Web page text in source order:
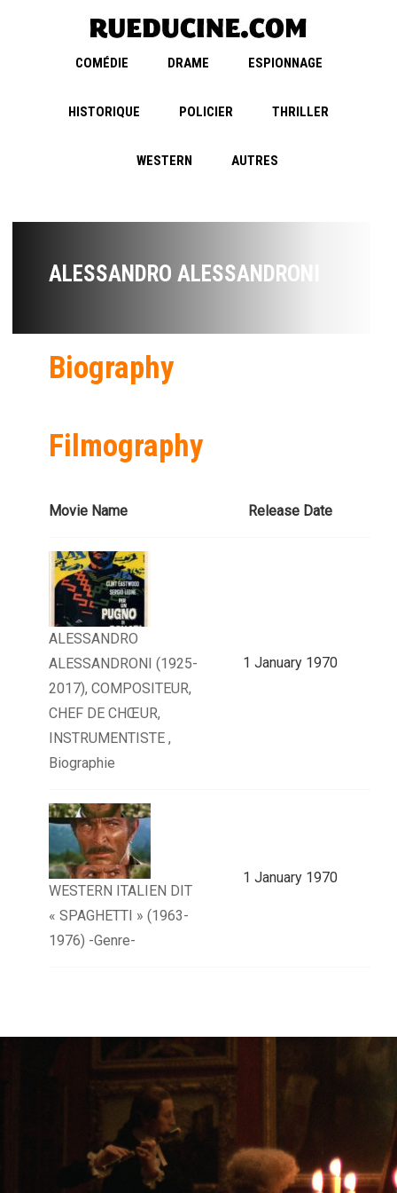
COMÉDIE DRAME ESPIONNAGE
HISTORIQUE POLICIER THRILLER
WESTERN AUTRES
ALESSANDRO ALESSANDRONI
Biography
Filmography
Movie Name Release Date
ALESSANDRO
ALESSANDRONI (1925-
2017), COMPOSITEUR,
CHEF DE CHŒUR,
INSTRUMENTISTE ,
Biographie
1 January 1970
WESTERN ITALIEN DIT
« SPAGHETTI » (1963-
1976) -Genre-
1 January 1970